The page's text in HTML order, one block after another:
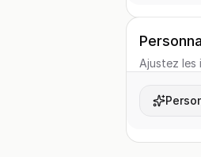
Ajustez les